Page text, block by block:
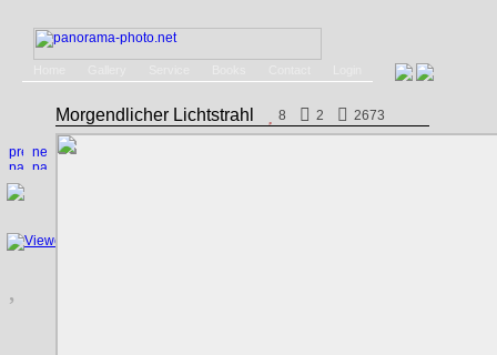
Morgendlicher Lichtstrahl 8 2 2673